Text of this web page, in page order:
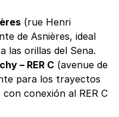
(rue Henri
de Asnières, ideal
las orillas del Sena.
– RER C (avenue de
para los trayectos
conexión al RER C